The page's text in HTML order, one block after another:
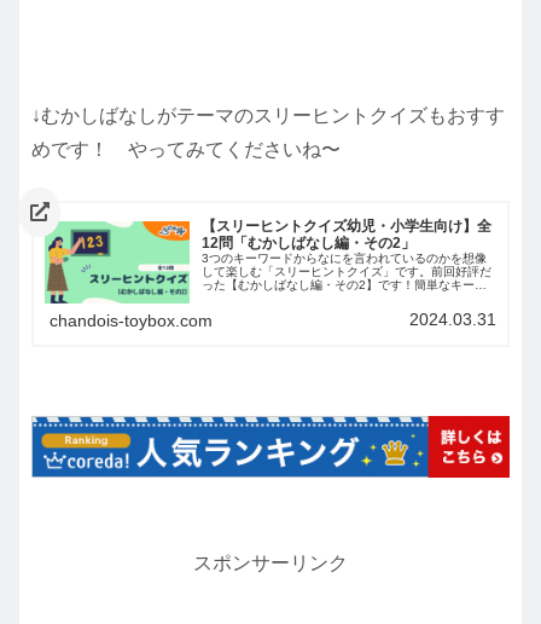
↓むかしばなしがテーマのスリーヒントクイズもおすす
めです！ やってみてくださいね〜
【スリーヒントクイズ幼児・小学生向け】全
12問「むかしばなし編・その2」
3つのキーワードからなにを言われているのかを想像
して楽しむ「スリーヒントクイズ」です。前回好評だ
った【むかしばなし編・その2】です！簡単なキーワ
人の方も脳トレとしても楽しめますよ。
chandois-toybox.com 2024.03.31
スポンサーリンク